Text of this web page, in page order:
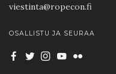
viestinta@ropecon.fi
OSALLISTU JA SEURAA